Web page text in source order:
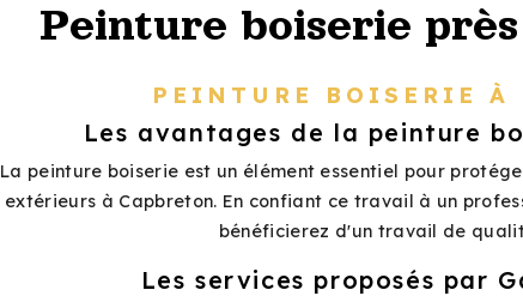
Peinture boiserie
PEINTURE BOISERIE À
Les avantages de la peinture
La peinture boiserie est un élément essentiel pour
extérieurs à Capbreton. En confiant ce travail à un
bénéficierez d'un travail de
Les services proposés par